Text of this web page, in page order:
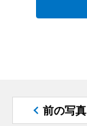
前の写真